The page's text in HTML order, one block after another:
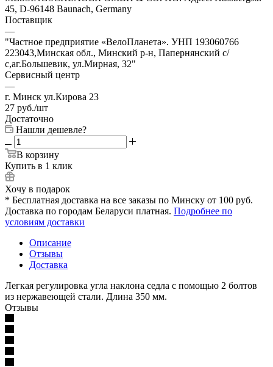
45, D-96148 Baunach, Germany
Поставщик
—
"Частное предприятие «ВелоПланета». УНП 193060766
223043,Минская обл., Минский р-н, Папернянский с/
с,аг.Большевик, ул.Мирная, 32"
Сервисный центр
—
г. Минск ул.Кирова 23
27 руб./шт
Достаточно
Нашли дешевле?
В корзину
Купить в 1 клик
Хочу в подарок
* Бесплатная доставка на все заказы по Минску от 100 руб.
Доставка по городам Беларуси платная. Подробнее по
условиям доставки
Описание
Отзывы
Доставка
Легкая регулировка угла наклона седла с помощью 2 болтов
из нержавеющей стали. Длина 350 мм.
Отзывы